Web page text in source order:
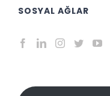
SOSYAL AĞLAR